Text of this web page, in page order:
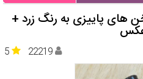
های پاییزی به رنگ زرد +
5 22219